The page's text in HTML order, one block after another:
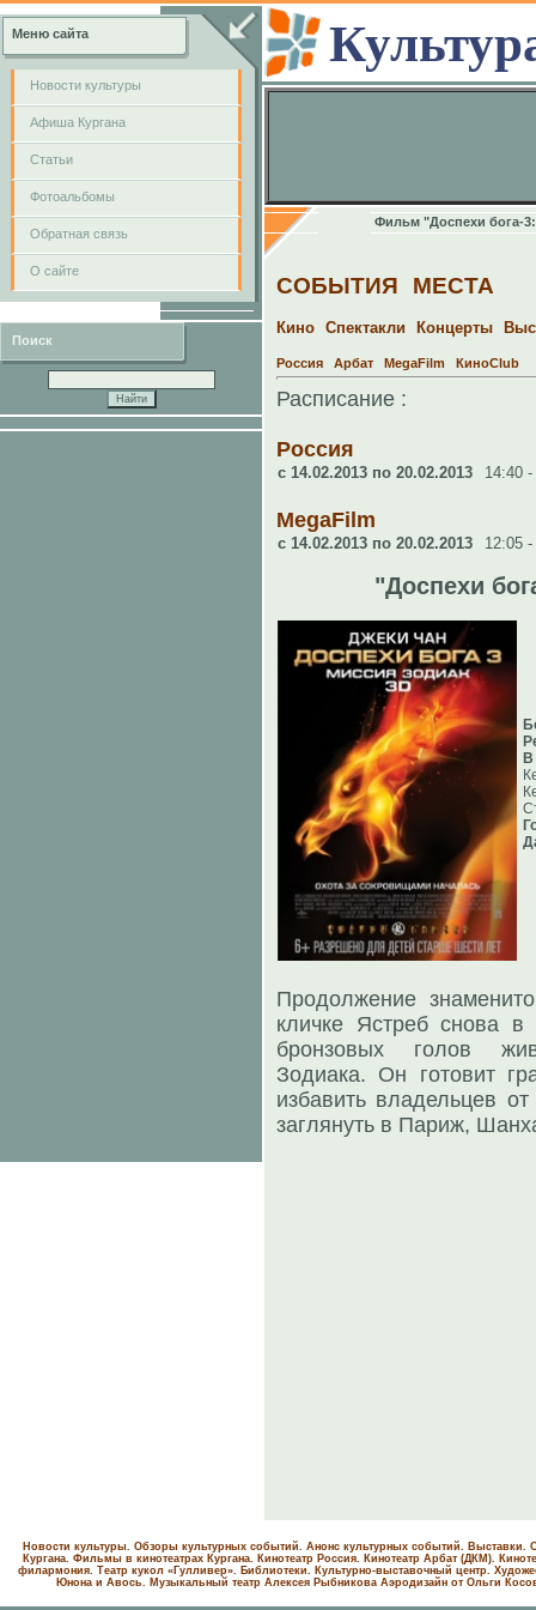
Меню сайта
Новости культуры
Афиша Кургана
Cтатьи
Фотоальбомы
Обратная связь
О сайте
Поиск
Фильм "Доспехи бога-
СОБЫТИЯ МЕСТА
Кино Спектакли Концерты
Россия Арбат MegaFilm КиноClub
Расписание :
Россия
c 14.02.2013 по 20.02.2013 14:40 -
MegaFilm
c 14.02.2013 по 20.02.2013 12:05 -
"Доспехи
В
Продолжение
кличке Ястреб снова
бронзовых голов
Зодиака. Он готовит
избавить владельцев
заглянуть в Париж,
Новости культуры. Обзоры культурных событий. Анонс культурных событий. Выставки.
Кургана. Фильмы в кинотеатрах Кургана.
Кинотеатр Россия. Кинотеатр Арбат (ДКМ).
филармония. Театр кукол «Гулливер». Библиотеки. Культурно-выставочный центр.
Юнона и Авось. Музыкальный театр Алексея Рыбникова Аэродизайн от Ольги